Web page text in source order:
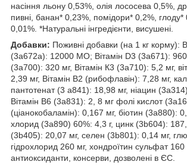
насіння льону 0,53%, олія лососева 0,5%,
пивні, банан* 0,23%, помідори* 0,2%, глоду*
0,01%. *Натуральні інгредієнти, висушені.
Добавки: Поживні добавки (на 1 кг корму):
(3а672а): 12000 МО; Вітамін D3 (3а671):
(3а700): 320 мг, Вітамін К3 (3а710): 5,2 мг,
2,39 мг, Вітамін В2 (рибофлавін): 7,28 мг,
пантотенат (3 а841): 18,98 мг, ніацин
Вітамін В6 (3а831): 2, 8 мг фолі кислот
(ціанокобаламін): 0,167 мг, біотин (3а880):
хлорид (3а890) 60%: 4,3 г, цинк (3b604):
(3b405): 20,07 мг, селен (3b801): 0,14 мг,
гідрохлорид 260 мг, хондроїтин сульфат 160
антиоксиданти, консерви, дозволені в ЄС.